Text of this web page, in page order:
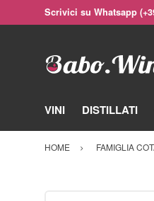
Scrivici su Whatsapp
VINI DISTILLATI
HOME FAMIGLIA